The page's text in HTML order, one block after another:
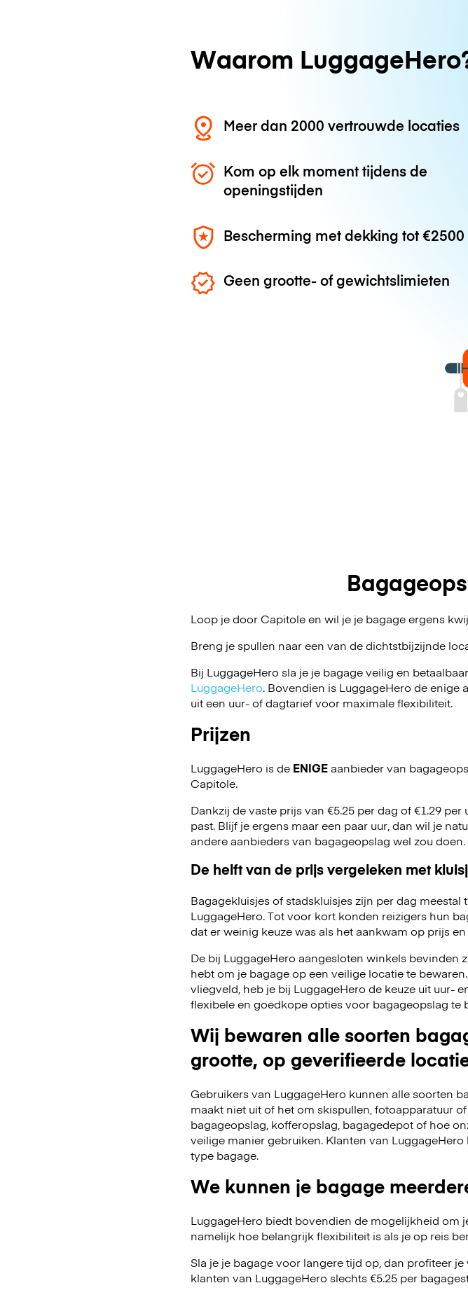
Waarom
Meer dan 2000 vertrouwde locaties
Kom op elk moment tijdens de
openingstijden
Bescherming met dekking tot €2500
Geen grootte- of gewichtslimieten
Loop je door Capitole en wil je je bagage ergens
Breng je spullen naar een van de dichtstbijzijnde
Bij LuggageHero sla je je bagage veilig en
LuggageHero. Bovendien is LuggageHero de enige
uit een uur- of dagtarief voor maximale flexibiliteit.
Prijzen
LuggageHero is de ENIGEaanbieder van
Capitole.
Dankzij de vaste prijs van €5.25 per dag of €1.29
past. Blijf je ergens maar een paar uur, dan wil je
andere aanbieders van bagageopslag wel zou doen.
De helft van de prijs vergeleken met
Bagagekluisjes of stadskluisjes zijn per dag
LuggageHero. Tot voor kort konden reizigers hun
dat er weinig keuze was als het aankwam op prijs
De bij LuggageHero aangesloten winkels bevinden
hebt om je bagage op een veilige locatie te
vliegveld, heb je bij LuggageHero de keuze uit uur-
flexibele en goedkope opties voor bagageopslag te
Wij bewaren alle soorten
grootte, op geverifieerde
Gebruikers van LuggageHero kunnen alle soorten
maakt niet uit of het om skispullen, fotoapparatuur
bagageopslag, kofferopslag, bagagedepot of hoe
veilige manier gebruiken. Klanten van
type bagage.
We kunnen je bagage
LuggageHero biedt bovendien de mogelijkheid om
namelijk hoe belangrijk flexibiliteit is als je op reis
Sla je je bagage voor langere tijd op, dan profiteer
klanten van LuggageHero slechts €5.25 per